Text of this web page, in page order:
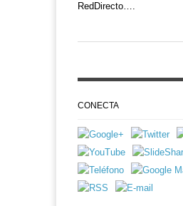
RedDirecto….
CONECTA